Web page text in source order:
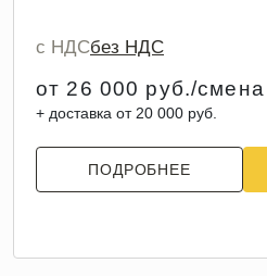
с НДСбез НДС
от 26 000 руб./смена
+ доставка от 20 000 руб.
ПОДРОБНЕЕ